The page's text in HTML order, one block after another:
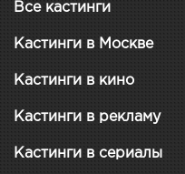
Все кастинги
Кастинги в Москве
Кастинги в кино
Кастинги в рекламу
Кастинги в сериалы